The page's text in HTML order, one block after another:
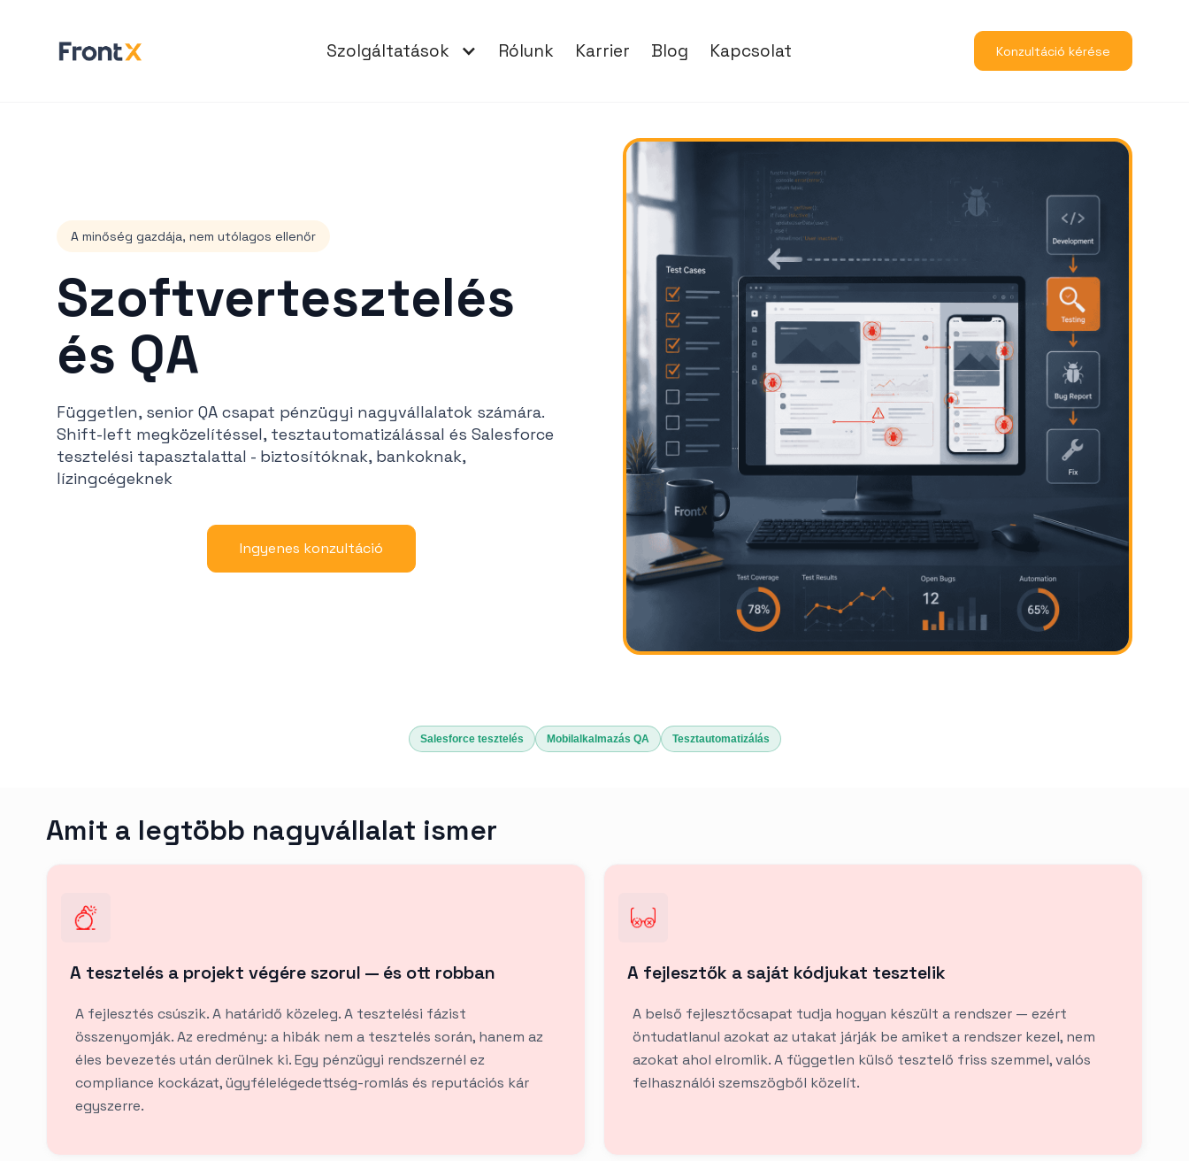
Szolgáltatások Rólunk Karrier Blog Kapcsolat Konzultáció kérése
A minőség gazdája, nem utólagos ellenőr
Szoftvertesztelés
és QA
Független, senior QA csapat pénzügyi nagyvállalatok számára.
Shift-left megközelítéssel, tesztautomatizálással és Salesforce
tesztelési tapasztalattal - biztosítóknak, bankoknak,
lízingcégeknek
Ingyenes konzultáció
Salesforce tesztelés Mobilalkalmazás QA Tesztautomatizálás
Amit a legtöbb nagyvállalat ismer
A tesztelés a projekt végére szorul — és ott robban
A fejlesztés csúszik. A határidő közeleg. A tesztelési fázist
összenyomják. Az eredmény: a hibák nem a tesztelés során, hanem az
éles bevezetés után derülnek ki. Egy pénzügyi rendszernél ez
compliance kockázat, ügyfélelégedettség-romlás és reputációs kár
egyszerre.
A fejlesztők a saját kódjukat tesztelik
A belső fejlesztőcsapat tudja hogyan készült a rendszer — ezért
öntudatlanul azokat az utakat járják be amiket a rendszer kezel, nem
azokat ahol elromlik. A független külső tesztelő friss szemmel, valós
felhasználói szemszögből közelít.